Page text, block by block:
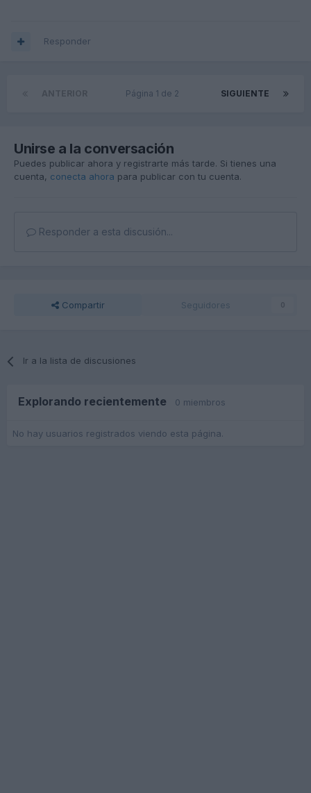
Responder
SIGUIENTE
Página 1 de 2
Unirse a la conversación
Puedes publicar ahora y registrarte más tarde. Si tienes una
cuenta, conecta ahora para publicar con tu cuenta.
Responder a esta discusión...
Compartir Seguidores 0
Ir a la lista de discusiones
Explorando recientemente 0 miembros
No hay usuarios registrados viendo esta página.